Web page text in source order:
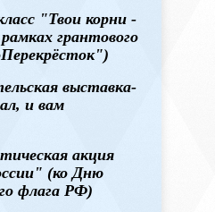
"Твои корни -
грантового
выставка-
и вам
акция
(ко Дню
флага РФ)